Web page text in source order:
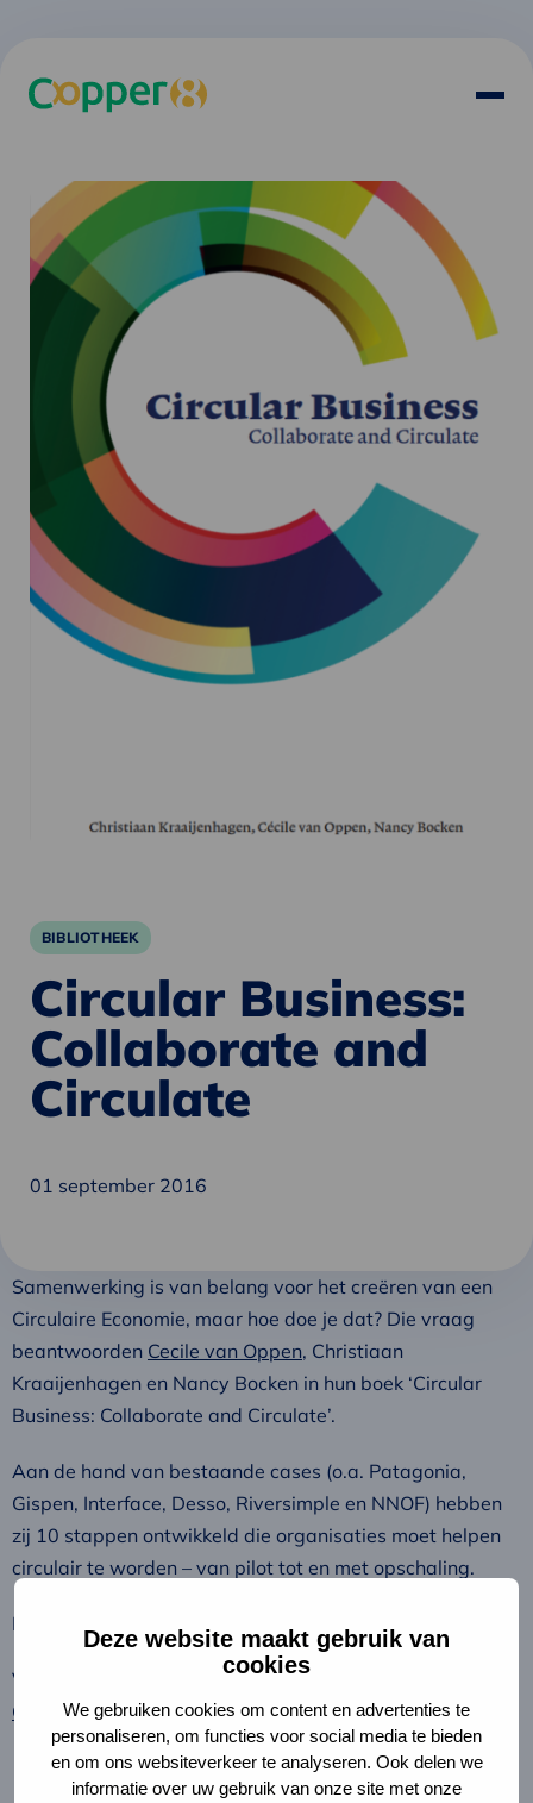
Deze website maakt gebruik van
cookies
We gebruiken cookies om content en advertenties te
personaliseren, om functies voor social media te bieden
en om ons websiteverkeer te analyseren. Ook delen we
informatie over uw gebruik van onze site met onze
BIBLIOTHEEK
Circular Business:
Collaborate and
Circulate
01 september 2016
Samenwerking is van belang voor het creëren van een
Circulaire Economie, maar hoe doe je dat? Die vraag
beantwoorden Cecile van Oppen, Christiaan
Kraaijenhagen en Nancy Bocken in hun boek ‘Circular
Business: Collaborate and Circulate’.
Aan de hand van bestaande cases (o.a. Patagonia,
Gispen, Interface, Desso, Riversimple en NNOF) hebben
zij 10 stappen ontwikkeld die organisaties moet helpen
circulair te worden – van pilot tot en met opschaling.
Klik
Voor het kopen van het boek kun je contact opnemen met
Christiaan Kraaijenhagen .